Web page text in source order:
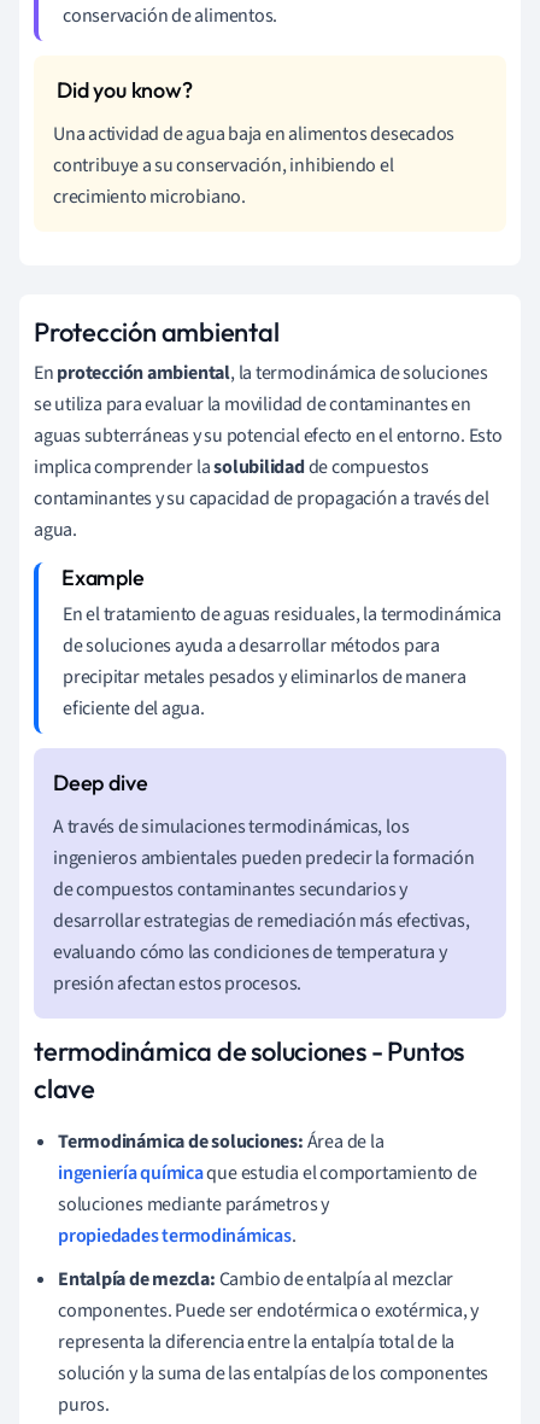
conservación de alimentos.
Una actividad de agua baja en alimentos desecados
contribuye a su conservación, inhibiendo el
crecimiento microbiano.
Protección ambiental
Enprotección ambiental, la termodinámica de soluciones
se utiliza para evaluar la movilidad de contaminantes en
aguas subterráneas y su potencial efecto en el entorno. Esto
implica comprender lasolubilidadde compuestos
contaminantes y su capacidad de propagación a través del
agua.
En el tratamiento de aguas residuales, la termodinámica
de soluciones ayuda a desarrollar métodos para
precipitar metales pesados y eliminarlos de manera
eficiente del agua.
A través de simulaciones termodinámicas, los
ingenieros ambientales pueden predecir la formación
de compuestos contaminantes secundarios y
desarrollar estrategias de remediación más efectivas,
evaluando cómo las condiciones de temperatura y
presión afectan estos procesos.
termodinámica de soluciones - Puntos
clave
Termodinámica de soluciones:Área de la
ingeniería químicaque estudia el comportamiento de
soluciones mediante parámetros y
propiedades termodinámicas.
Entalpía de mezcla:Cambio de entalpía al mezclar
componentes. Puede ser endotérmica o exotérmica, y
representa la diferencia entre la entalpía total de la
solución y la suma de las entalpías de los componentes
puros.